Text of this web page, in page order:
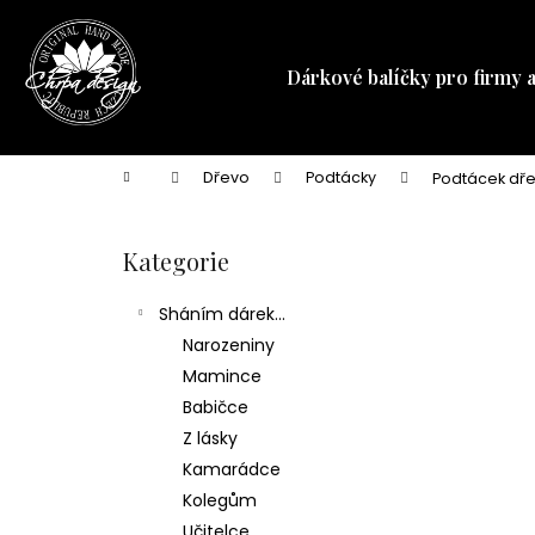
obsah
Dárkové balíčky pro firmy
Domů Dřevo Podtácky Podtácek
Přeskočit
kategorie
Kategorie
Sháním dárek...
Narozeniny
Mamince
Babičce
Z lásky
Kamarádce
Kolegům
Zpět
do
obchodu
Zpět
do
obchodu